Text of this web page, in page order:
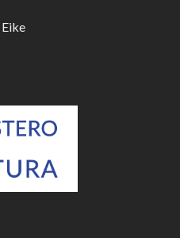
Eike